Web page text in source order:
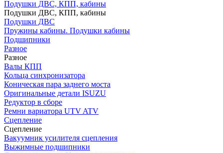
Подушки ДВС, КПП, кабины
Подушки ДВС, КПП, кабины
Подушки ДВС
Пружины кабины. Подушки кабины
Подшипники
Разное
Разное
Валы КПП
Кольца синхронизатора
Коническая пара заднего моста
Оригинальные детали ISUZU
Редуктор в сборе
Ремни вариатора UTV ATV
Сцепление
Сцепление
Вакуумник усилителя сцепления
Выжимные подшипники